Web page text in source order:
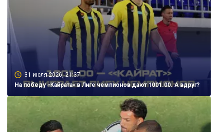
31 июля 2026, 21:37
На победу «Кайрата» в Лиге чемпионов дают 1001.00. А вдруг?